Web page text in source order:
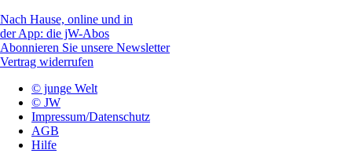
Nach Hause, online und in
der App: die jW-Abos
Abonnieren Sie unsere Newsletter
Vertrag widerrufen
© junge Welt
© JW
Impressum/Datenschutz
AGB
Hilfe